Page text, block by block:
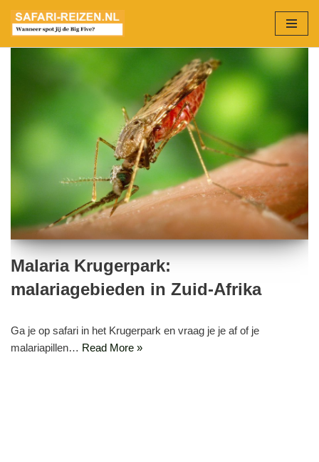
Ga
Malaria Krugerpark:
malariagebieden in Zuid-Afrika
Ga je op safari in het Krugerpark en vraag je je af of je
malariapillen… Read More »